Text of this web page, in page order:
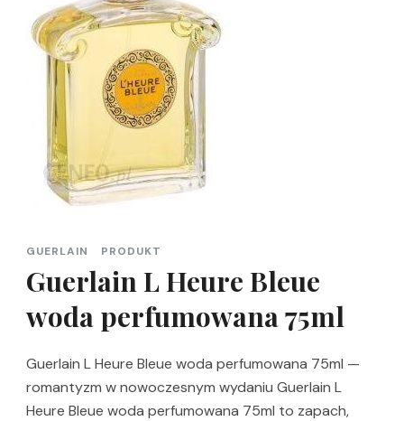
GUERLAIN PRODUKT
Guerlain L Heure Bleue
woda perfumowana 75ml
Guerlain L Heure Bleue woda perfumowana 75ml —
romantyzm w nowoczesnym wydaniu Guerlain L
Heure Bleue woda perfumowana 75ml to zapach,